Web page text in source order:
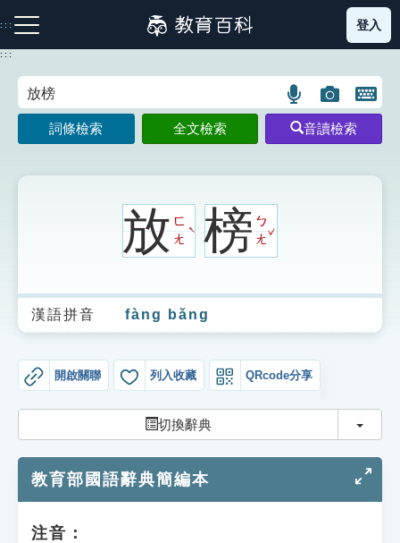
到
主
:::
注音索引圖示 筆畫索引圖示 部首索引表圖示
生字詞彙表
成語故事
索引選單
單字索引
登入
:::
語
言
搜
圖
片
搜
開
鍵
圖
詞條檢索 全文檢索 音讀檢索
放ㄈ
ㄤ
ˋ 榜ㄅ
ㄤ
ˇ
漢語拼音 fàng bǎng
開啟關聯 列入收藏 QRcode分享
切換辭典 切換
教育部國語辭典簡編本
注音：